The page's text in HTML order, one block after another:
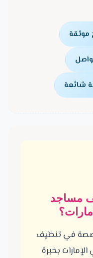
موثقة
شائعة
مساجد
في تنظيف
بخبرة